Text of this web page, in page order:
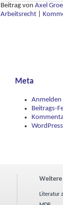
Beitrag von Axel
Arbeitsrecht
Meta
Anmelden
Beitrags-
Literatur